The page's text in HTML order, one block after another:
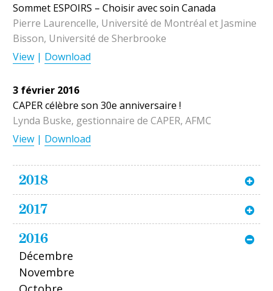
Sommet ESPOIRS – Choisir avec soin Canada
Pierre Laurencelle, Université de Montréal et Jasmine
Bisson, Université de Sherbrooke
View | Download
3 février 2016
CAPER célèbre son 30e anniversaire !
Lynda Buske, gestionnaire de CAPER, AFMC
View | Download
2018
2017
2016
Décembre
Novembre